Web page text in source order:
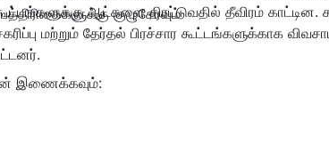
குழுசேரவும்
இணைக்கவும்:
ஆட்களை திரட்டுவதில் தீவிரம்
மற்றும் தேர்தல் பிரச்சார கூட்டங்களுக்காக